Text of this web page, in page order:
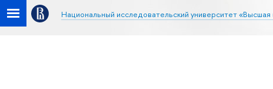
Национальный исследовательский университет «Высшая